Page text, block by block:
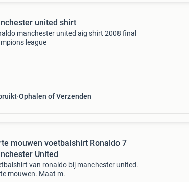
united shirt
manchester united aig shirt 2008 final
league
Ophalen of Verzenden
mouwen voetbalshirt Ronaldo 7
United
van ronaldo bij manchester united.
mouwen. Maat m.